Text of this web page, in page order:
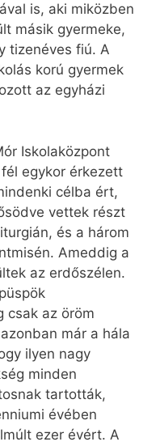
is, aki miközben
másik gyermeke,
tizenéves fiú. A
korú gyermek
az egyházi
Iskolaközpont
egykor érkezett
célba ért,
vettek részt
és a három
Ameddig a
az erdőszélen.
csak az öröm
már a hála
ilyen nagy
minden
tartották,
évében
ezer évért. A